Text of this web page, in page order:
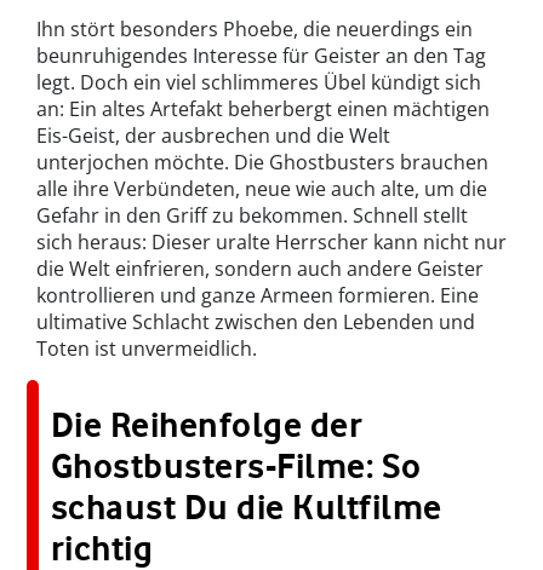
Ihn stört besonders Phoebe, die neuerdings ein
beunruhigendes Interesse für Geister an den Tag
legt. Doch ein viel schlimmeres Übel kündigt sich
an: Ein altes Artefakt beherbergt einen mächtigen
Eis-Geist, der ausbrechen und die Welt
unterjochen möchte. Die Ghostbusters brauchen
alle ihre Verbündeten, neue wie auch alte, um die
Gefahr in den Griff zu bekommen. Schnell stellt
sich heraus: Dieser uralte Herrscher kann nicht nur
die Welt einfrieren, sondern auch andere Geister
kontrollieren und ganze Armeen formieren. Eine
ultimative Schlacht zwischen den Lebenden und
Toten ist unvermeidlich.
Die Reihenfolge der
Ghostbusters-Filme: So
schaust Du die Kultfilme
richtig